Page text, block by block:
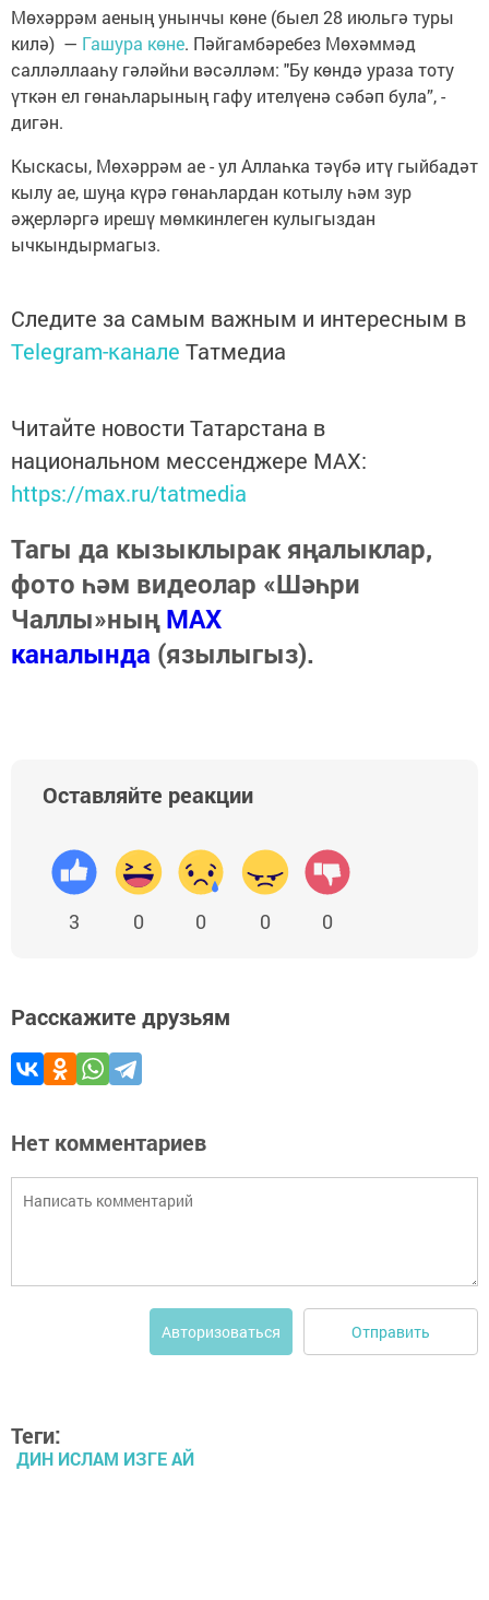
Мөхәррәм аеның унынчы көне (быел 28 июльгә туры
килә) — Гашура көне. Пәйгамбәребез Мөхәммәд
салләллааһу гәләйһи вәсәлләм: "Бу көндә ураза тоту
үткән ел гөнаһларының гафу ителүенә сәбәп була”, -
дигән.
Кыскасы, Мөхәррәм ае - ул Аллаһка тәүбә итү гыйбадәт
кылу ае, шуңа күрә гөнаһлардан котылу һәм зур
әҗерләргә ирешү мөмкинлеген кулыгыздан
ычкындырмагыз.
Следите за самым важным и интересным в
Telegram-канале Татмедиа
Читайте новости Татарстана в
национальном мессенджере MАХ:
https://max.ru/tatmedia
Тагы да кызыклырак яңалыклар,
фото һәм видеолар «Шәһри
Чаллы»ныңMAX
каналында (язылыгыз).
Оставляйте реакции
3 0 0 0 0
Расскажите друзьям
Нет комментариев
Авторизоваться Отправить
Теги:
ДИН ИСЛАМ ИЗГЕ АЙ